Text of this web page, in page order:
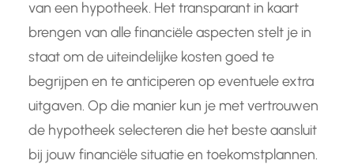
van een hypotheek. Het transparant in kaart
brengen van alle financiële aspecten stelt je in
staat om de uiteindelijke kosten goed te
begrijpen en te anticiperen op eventuele extra
uitgaven. Op die manier kun je met vertrouwen
de hypotheek selecteren die het beste aansluit
bij jouw financiële situatie en toekomstplannen.